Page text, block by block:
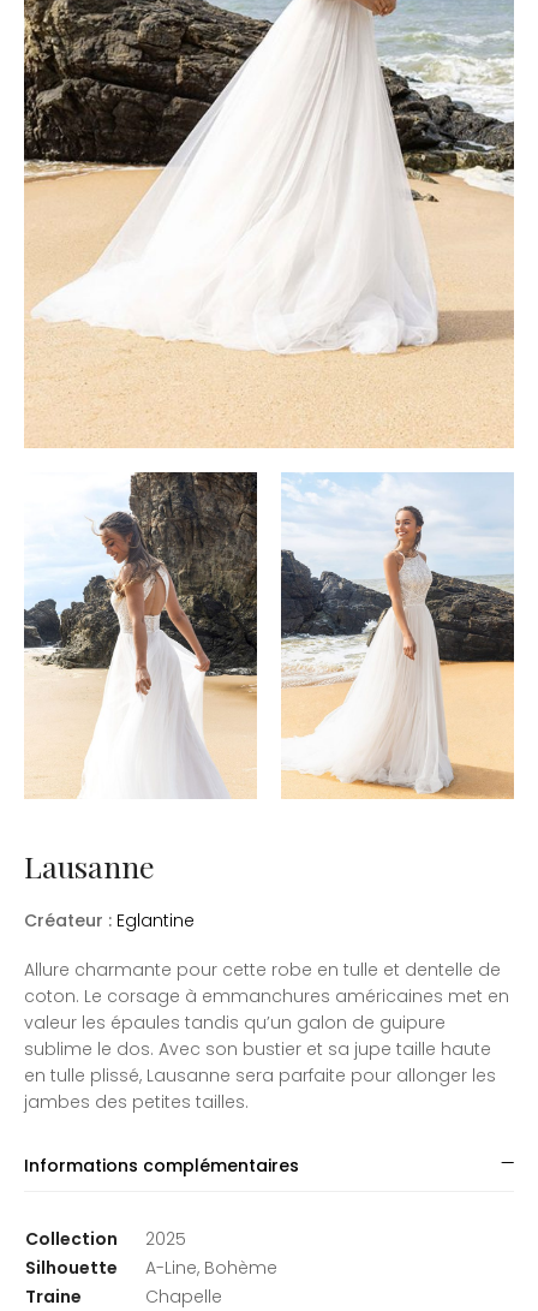
Lausanne
Créateur : Eglantine
Allure charmante pour cette robe en tulle et dentelle de
coton. Le corsage à emmanchures américaines met en
valeur les épaules tandis qu’un galon de guipure
sublime le dos. Avec son bustier et sa jupe taille haute
en tulle plissé, Lausanne sera parfaite pour allonger les
jambes des petites tailles.
Informations complémentaires
Collection
2025
Silhouette
A-Line, Bohème
Traine
Chapelle